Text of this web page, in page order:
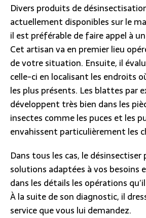
Divers produits de
actuellement disponibles sur le
il est préférable de faire appel à
Cet artisan va en premier lieu
de votre situation. Ensuite, il
celle-ci en localisant les endroits
les plus présents. Les blattes par
développent très bien dans les
insectes comme les puces et les
envahissent particulièrement les
Dans tous les cas, le désinsectiser
solutions adaptées à vos besoins
dans les détails les opérations
À la suite de son diagnostic, il
service que vous lui demandez.